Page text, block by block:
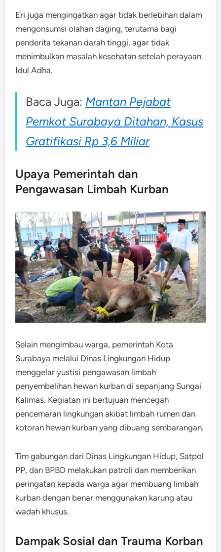
Eri juga mengingatkan agar tidak berlebihan dalam
mengonsumsi olahan daging, terutama bagi
penderita tekanan darah tinggi, agar tidak
menimbulkan masalah kesehatan setelah perayaan
Idul Adha.
Baca Juga: Mantan Pejabat
Pemkot Surabaya Ditahan, Kasus
Gratifikasi Rp 3,6 Miliar
Upaya Pemerintah dan
Pengawasan Limbah Kurban
Selain mengimbau warga, pemerintah Kota
Surabaya melalui Dinas Lingkungan Hidup
menggelar yustisi pengawasan limbah
penyembelihan hewan kurban di sepanjang Sungai
Kalimas. Kegiatan ini bertujuan mencegah
pencemaran lingkungan akibat limbah rumen dan
kotoran hewan kurban yang dibuang sembarangan.
Tim gabungan dari Dinas Lingkungan Hidup, Satpol
PP, dan BPBD melakukan patroli dan memberikan
peringatan kepada warga agar membuang limbah
kurban dengan benar menggunakan karung atau
wadah khusus.
Dampak Sosial dan Trauma Korban